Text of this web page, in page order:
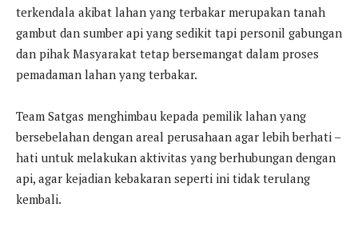
terkendala akibat lahan yang terbakar merupakan tanah
gambut dan sumber api yang sedikit tapi personil gabungan
dan pihak Masyarakat tetap bersemangat dalam proses
pemadaman lahan yang terbakar.
Team Satgas menghimbau kepada pemilik lahan yang
bersebelahan dengan areal perusahaan agar lebih berhati –
hati untuk melakukan aktivitas yang berhubungan dengan
api, agar kejadian kebakaran seperti ini tidak terulang
kembali.